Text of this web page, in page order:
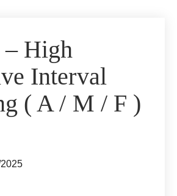
– High
Interval
( A / M / F )